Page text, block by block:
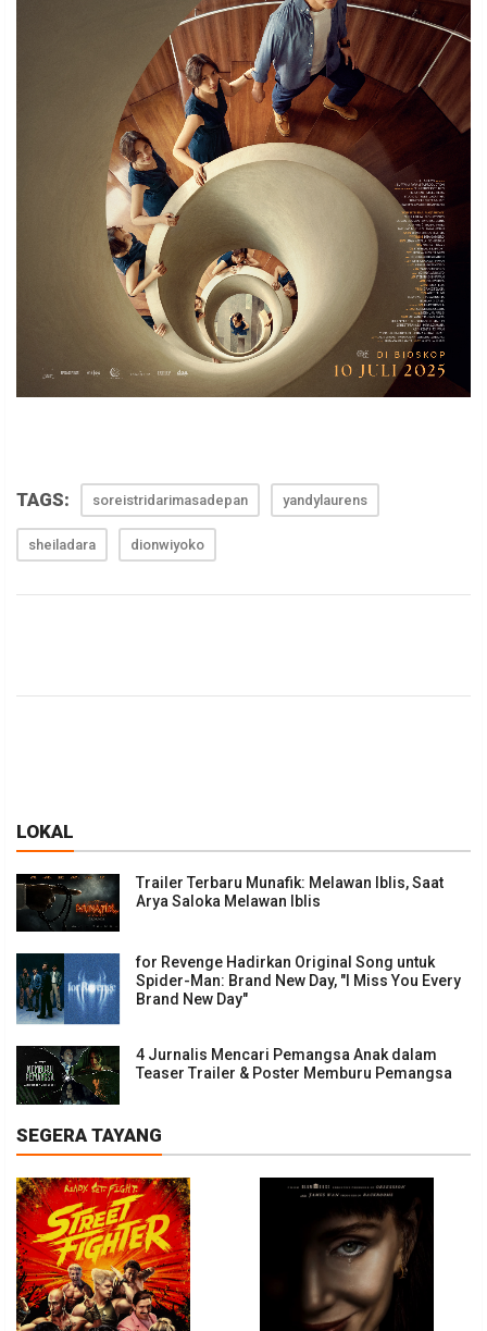
TAGS: soreistridarimasadepan yandylaurens
sheiladara dionwiyoko
LOKAL
Trailer Terbaru Munafik: Melawan Iblis, Saat
Arya Saloka Melawan Iblis
for Revenge Hadirkan Original Song untuk
Spider-Man: Brand New Day, "I Miss You Every
Brand New Day"
4 Jurnalis Mencari Pemangsa Anak dalam
Teaser Trailer & Poster Memburu Pemangsa
SEGERA TAYANG